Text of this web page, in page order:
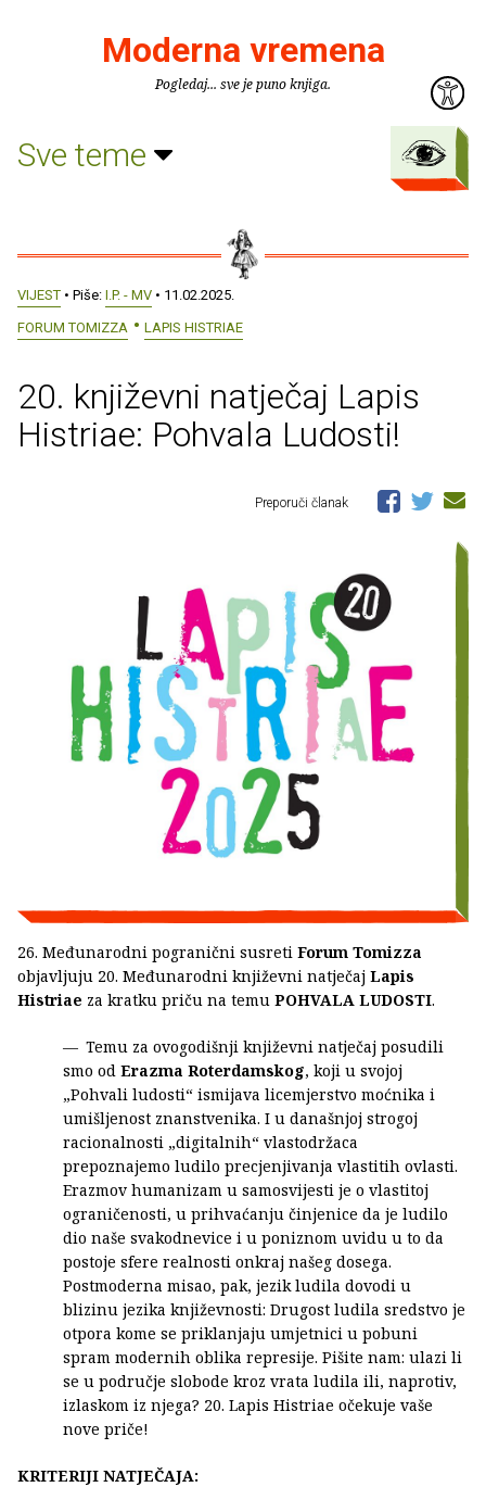
Moderna vremena
Pogledaj... sve je puno knjiga.
Sve teme
VIJEST • Piše: I.P. - MV • 11.02.2025.
FORUM TOMIZZA
LAPIS HISTRIAE
20. književni natječaj Lapis
Histriae: Pohvala Ludosti!
Preporuči članak
26. Međunarodni pogranični susreti Forum Tomizza
objavljuju 20. Međunarodni književni natječaj Lapis
Histriae za kratku priču na temu POHVALA LUDOSTI.
Temu za ovogodišnji književni natječaj posudili
smo od Erazma Roterdamskog, koji u svojoj
„Pohvali ludosti“ ismijava licemjerstvo moćnika i
umišljenost znanstvenika. I u današnjoj strogoj
racionalnosti „digitalnih“ vlastodržaca
prepoznajemo ludilo precjenjivanja vlastitih ovlasti.
Erazmov humanizam u samosvijesti je o vlastitoj
ograničenosti, u prihvaćanju činjenice da je ludilo
dio naše svakodnevice i u poniznom uvidu u to da
postoje sfere realnosti onkraj našeg dosega.
Postmoderna misao, pak, jezik ludila dovodi u
blizinu jezika književnosti: Drugost ludila sredstvo je
otpora kome se priklanjaju umjetnici u pobuni
spram modernih oblika represije. Pišite nam: ulazi li
se u područje slobode kroz vrata ludila ili, naprotiv,
izlaskom iz njega? 20. Lapis Histriae očekuje vaše
nove priče!
KRITERIJI NATJEČAJA: